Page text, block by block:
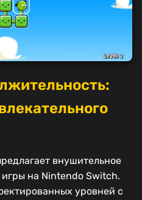
внушительное
игры на Nintendo Switch.
уровней с